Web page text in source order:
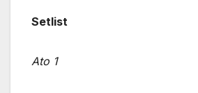
Setlist
Ato 1